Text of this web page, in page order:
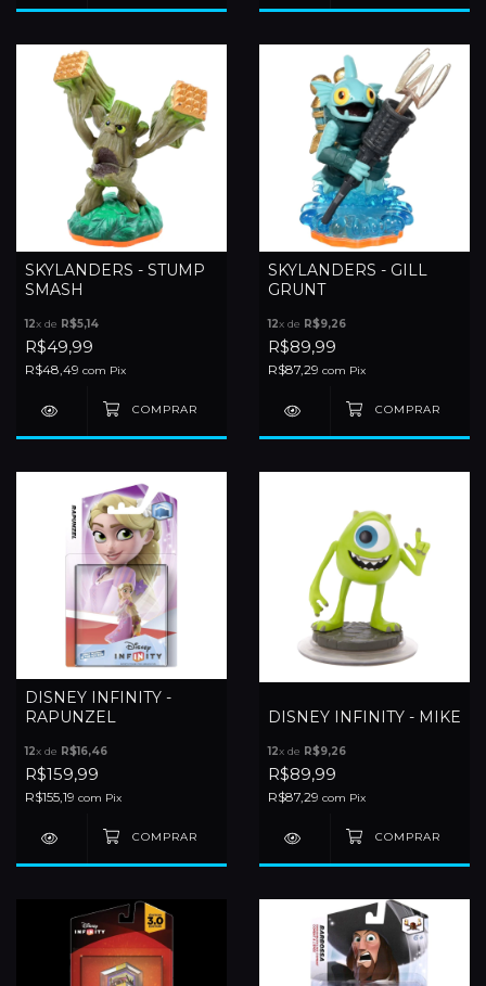
SKYLANDERS - STUMP
SMASH
12x de R$5,14
R$49,99
R$48,49 com Pix
SKYLANDERS - GILL
GRUNT
12x de R$9,26
R$89,99
R$87,29 com Pix
DISNEY INFINITY -
RAPUNZEL
12x de R$16,46
R$159,99
R$155,19 com Pix
DISNEY INFINITY - MIKE
12x de R$9,26
R$89,99
R$87,29 com Pix